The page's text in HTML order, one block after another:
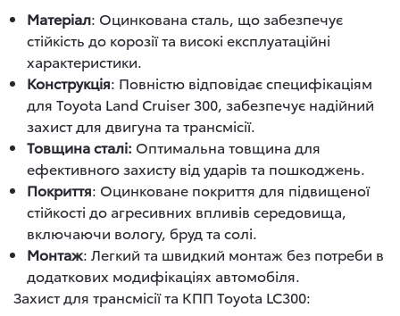
Матеріал: Оцинкована сталь, що забезпечує
стійкість до корозії та високі експлуатаційні
характеристики.
Конструкція: Повністю відповідає специфікаціям
для Toyota Land Cruiser 300, забезпечує надійний
захист для двигуна та трансмісії.
Товщина сталі: Оптимальна товщина для
ефективного захисту від ударів та пошкоджень.
Покриття: Оцинковане покриття для підвищеної
стійкості до агресивних впливів середовища,
включаючи вологу, бруд та солі.
Монтаж: Легкий та швидкий монтаж без потреби в
додаткових модифікаціях автомобіля.
Захист для трансмісії та КПП Toyota LC300: